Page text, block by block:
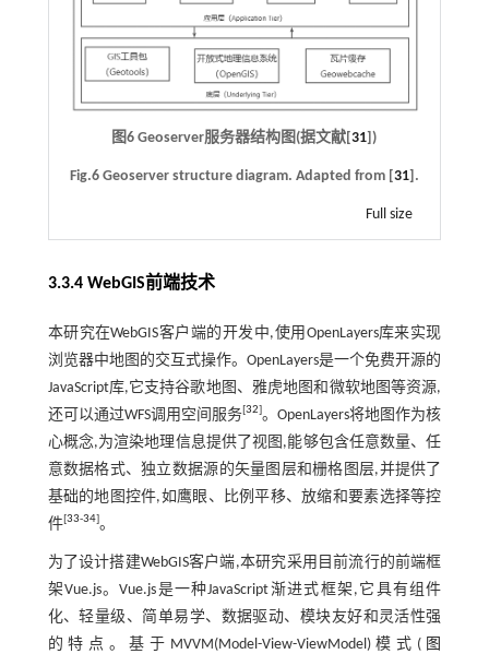
图6 Geoserver服务器结构图(据文献[31])
Fig.6 Geoserver structure diagram. Adapted from [31].
Full size
3.3.4 WebGIS前端技术
本研究在WebGIS客户端的开发中,使用OpenLayers库来实现
浏览器中地图的交互式操作。OpenLayers是一个免费开源的
JavaScript库,它支持谷歌地图、雅虎地图和微软地图等资源,
还可以通过WFS调用空间服务[32]。OpenLayers将地图作为核
心概念,为渲染地理信息提供了视图,能够包含任意数量、任
意数据格式、独立数据源的矢量图层和栅格图层,并提供了
基础的地图控件,如鹰眼、比例平移、放缩和要素选择等控
件[33-34]。
为了设计搭建WebGIS客户端,本研究采用目前流行的前端框
架Vue.js。Vue.js是一种JavaScript渐进式框架,它具有组件
化、轻量级、简单易学、数据驱动、模块友好和灵活性强
的特点。基于MVVM(Model-View-ViewModel)模式(图